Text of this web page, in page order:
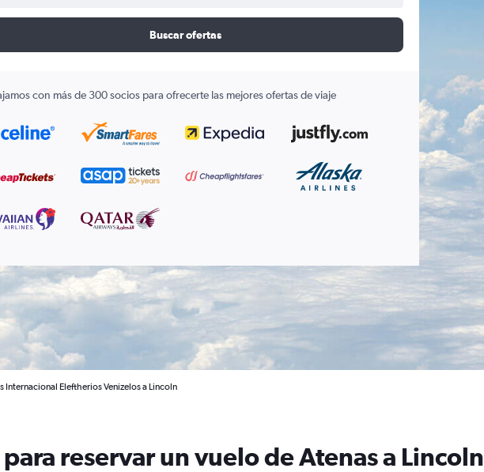
Buscar ofertas
con más de 300 socios para ofrecerte las mejores ofertas de viaje
Internacional Eleftherios Venizelos a Lincoln
reservar un vuelo de Atenas a Lincoln